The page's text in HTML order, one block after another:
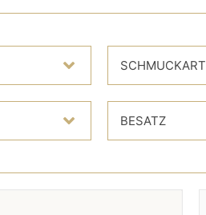
SCHMUCKART
BESATZ